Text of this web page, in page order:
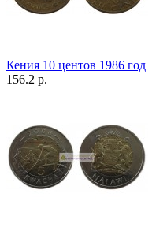
Кения 10 центов 1986 год
156.2 р.